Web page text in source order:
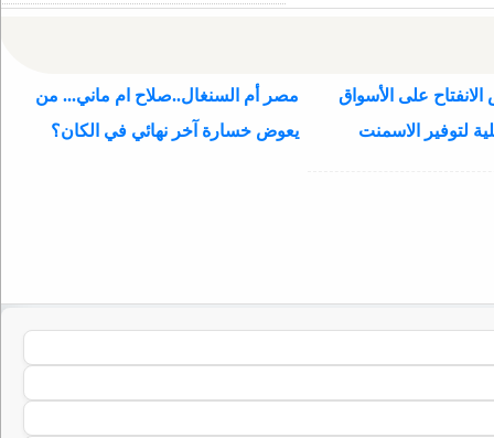
للنواب الجديد
على الأسواق
لتوفير الاسمنت
مصر أم السنغال..صلاح ام ماني... من
يعوض خسارة آخر نهائي في الكان؟